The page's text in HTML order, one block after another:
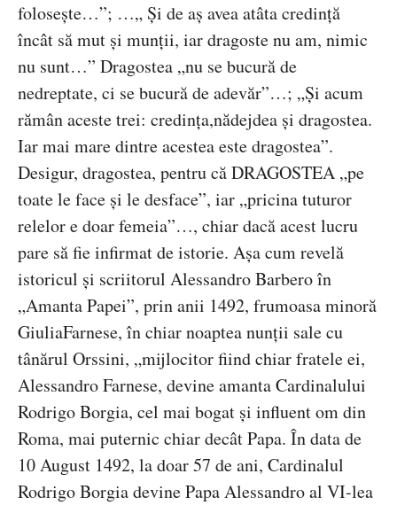
folosește…”; …„ Și de aș avea atâta credință
încât să mut și munții, iar dragoste nu am, nimic
nu sunt…” Dragostea „nu se bucură de
nedreptate, ci se bucură de adevăr”…; „Și acum
rămân aceste trei: credința,nădejdea și dragostea.
Iar mai mare dintre acestea este dragostea”.
Desigur, dragostea, pentru că DRAGOSTEA „pe
toate le face și le desface”, iar „pricina tuturor
relelor e doar femeia”…, chiar dacă acest lucru
pare să fie infirmat de istorie. Așa cum revelă
istoricul și scriitorul Alessandro Barbero în
„Amanta Papei”, prin anii 1492, frumoasa minoră
GiuliaFarnese, în chiar noaptea nunții sale cu
tânărul Orssini, „mijlocitor fiind chiar fratele ei,
Alessandro Farnese, devine amanta Cardinalului
Rodrigo Borgia, cel mai bogat și influent om din
Roma, mai puternic chiar decât Papa. În data de
10 August 1492, la doar 57 de ani, Cardinalul
Rodrigo Borgia devine Papa Alessandro al VI-lea